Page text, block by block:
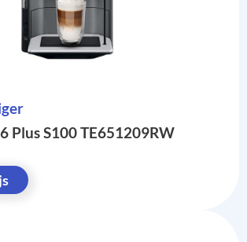
Plus S100 TE651209RW